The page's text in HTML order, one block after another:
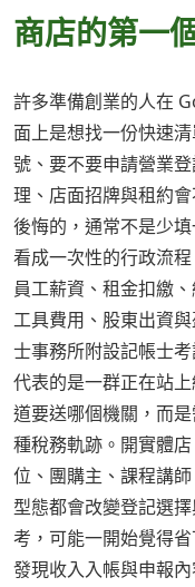
商店的第一
許多準備創業的人在
面上是想找一份快速
號、要不要申請營業
理、店面招牌與租約
後悔的，通常不是少
看成一次性的行政流
員工薪資、租金扣繳
工具費用、股東出資
士事務所附設記帳士
代表的是一群正在站
道要送哪個機關，而
種稅務軌跡。開實體
位、團購主、課程講
型態都會改變登記選
考，可能一開始覺得
發現收入入帳與申報